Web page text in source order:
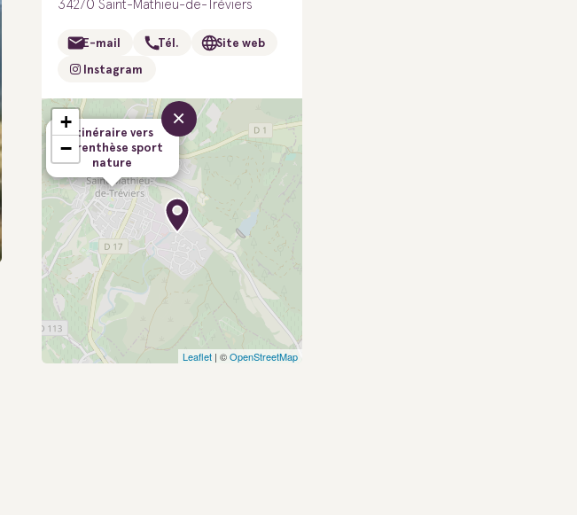
34270 Saint-Mathieu-de-Tréviers
E-mail Tél. Site web
Instagram
Itinéraire vers
Parenthèse sport
nature
×
+
−
Leaflet | ©OpenStreetMap